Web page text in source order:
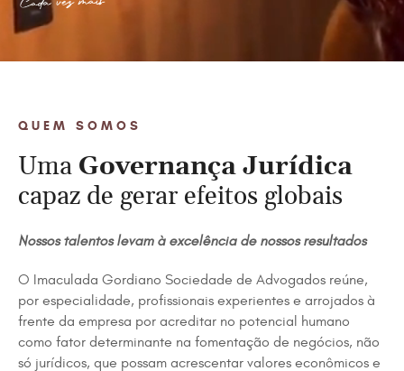
QUEM SOMOS
Uma Governança Jurídica
capaz de gerar efeitos globais
Nossos talentos levam à excelência de nossos resultados
O Imaculada Gordiano Sociedade de Advogados reúne,
por especialidade, profissionais experientes e arrojados à
frente da empresa por acreditar no potencial humano
como fator determinante na fomentação de negócios, não
só jurídicos, que possam acrescentar valores econômicos e